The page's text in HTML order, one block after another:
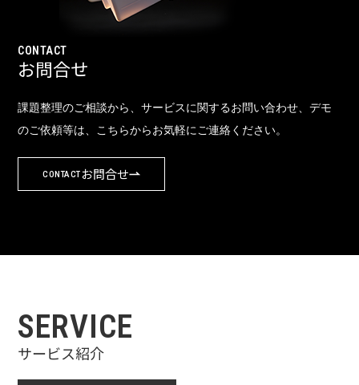
CONTACT
お問合せ
課題整理のご相談から、サービスに関するお問い合わせ、デモ
のご依頼等は、こちらからお気軽にご連絡ください。
CONTACT お問合せ
SERVICE
サービス紹介